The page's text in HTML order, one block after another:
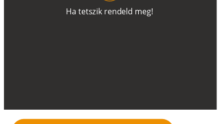
Ha tetszik rendeld meg!